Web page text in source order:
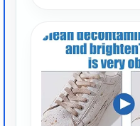
دون جهد
بما في ذلك